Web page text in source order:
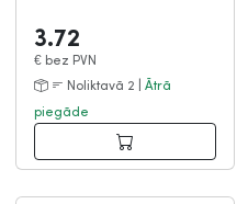
3.72
€ bez PVN
Noliktavā 2 | Ātrā
piegāde